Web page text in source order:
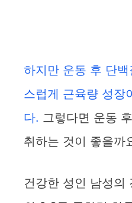
하지만 운동 후 단
스럽게 근육량 성장
다. 그렇다면 운동
취하는 것이 좋을까
건강한 성인 남성의